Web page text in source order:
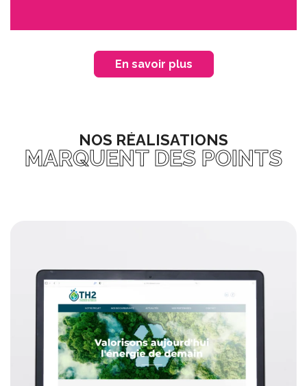
En savoir plus
NOS RÉALISATIONS
MARQUENT DES POINTS